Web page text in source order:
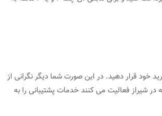
خود قرار دهید. در این صورت شما دیگر نگرانی از
شیراز فعالیت می کنند خدمات پشتیبانی را به